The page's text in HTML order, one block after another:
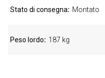
Stato di consegna Montato
Peso lordo 187 kg